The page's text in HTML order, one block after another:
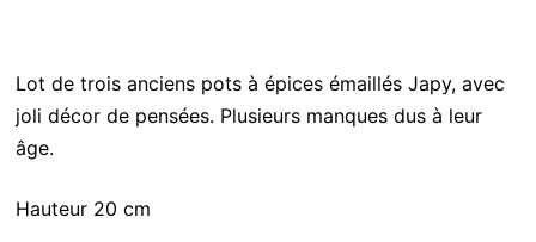
Lot de trois anciens pots à épices émaillés Japy, avec
joli décor de pensées. Plusieurs manques dus à leur
âge.
Hauteur 20 cm